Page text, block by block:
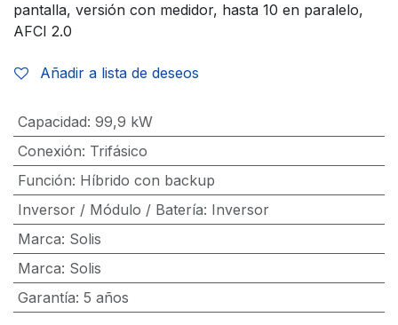
pantalla, versión con medidor, hasta 10 en paralelo,
AFCI 2.0
Añadir a lista de deseos
Capacidad: 99,9 kW
Conexión: Trifásico
Función: Híbrido con backup
Inversor / Módulo / Batería: Inversor
Marca: Solis
Marca: Solis
Garantía: 5 años